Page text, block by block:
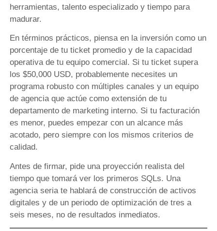
herramientas, talento especializado y tiempo para
madurar.
En términos prácticos, piensa en la inversión como un
porcentaje de tu ticket promedio y de la capacidad
operativa de tu equipo comercial. Si tu ticket supera
los $50,000 USD, probablemente necesites un
programa robusto con múltiples canales y un equipo
de agencia que actúe como extensión de tu
departamento de marketing interno. Si tu facturación
es menor, puedes empezar con un alcance más
acotado, pero siempre con los mismos criterios de
calidad.
Antes de firmar, pide una proyección realista del
tiempo que tomará ver los primeros SQLs. Una
agencia seria te hablará de construcción de activos
digitales y de un periodo de optimización de tres a
seis meses, no de resultados inmediatos.